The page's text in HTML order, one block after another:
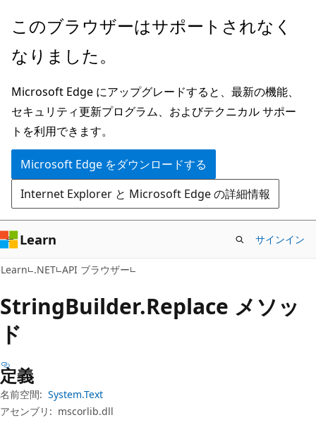
メ
ン
ン
テ
ン
ツ
に
ス
キ
ッ
プ
ペ
ジ
ナ
ビ
ゲ
ー
シ
ョ
ン
に
ス
キ
ッ
プ
このブラウザーはサポートされなく
なりました。
Microsoft Edge にアップグレードすると、最新の機能、
セキュリティ更新プログラム、およびテクニカル サポー
トを利用できます。
Microsoft Edge をダウンロードする
Internet Explorer と Microsoft Edge の詳細情報
Learn サインイン
Learn .NET API ブラウザー
StringBuilder.Replace メソッ
ド
定義
名前空間: System.Text
アセンブリ: mscorlib.dll